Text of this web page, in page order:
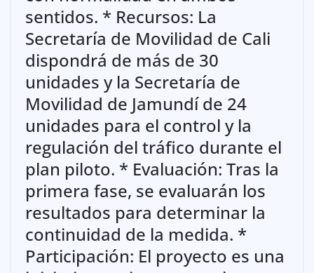
sentidos. * Recursos: La
Secretaría de Movilidad de Cali
dispondrá de más de 30
unidades y la Secretaría de
Movilidad de Jamundí de 24
unidades para el control y la
regulación del tráfico durante el
plan piloto. * Evaluación: Tras la
primera fase, se evaluarán los
resultados para determinar la
continuidad de la medida. *
Participación: El proyecto es una